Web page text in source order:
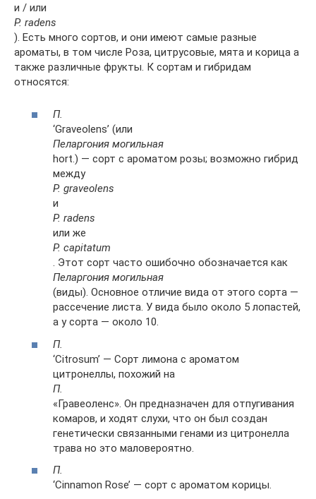
и / или
P. radens
). Есть много сортов, и они имеют самые разные
ароматы, в том числе Роза, цитрусовые, мята и корица а
также различные фрукты. К сортам и гибридам
относятся:
П.
‘Graveolens’ (или
Пеларгония могильная
hort.) — сорт с ароматом розы; возможно гибрид
между
P. graveolens
и
P. radens
или же
P. capitatum
. Этот сорт часто ошибочно обозначается как
Пеларгония могильная
(виды). Основное отличие вида от этого сорта —
рассечение листа. У вида было около 5 лопастей,
а у сорта — около 10.
П.
‘Citrosum’ — Сорт лимона с ароматом
цитронеллы, похожий на
П.
«Гравеоленс». Он предназначен для отпугивания
комаров, и ходят слухи, что он был создан
генетически связанными генами из цитронелла
трава но это маловероятно.
П.
‘Cinnamon Rose’ — сорт с ароматом корицы.